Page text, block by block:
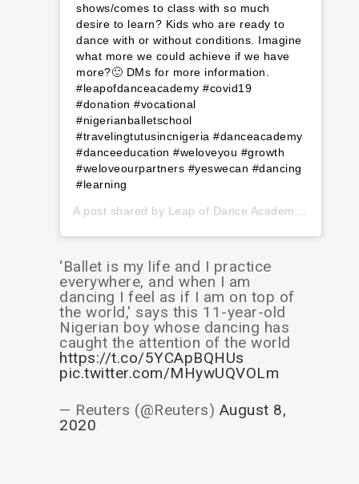
shows/comes to class with so much
desire to learn? Kids who are ready to
dance with or without conditions. Imagine
what more we could achieve if we have
more?🙂 DMs for more information.
#leapofdanceacademy #covid19
#donation #vocational
#nigerianballetschool
#travelingtutusincnigeria #danceacademy
#danceeducation #weloveyou #growth
#weloveourpartners #yeswecan #dancing
#learning
A post shared by Leap of Dance Academy
‘Ballet is my life and I practice
everywhere, and when I am
dancing I feel as if I am on top of
the world,' says this 11-year-old
Nigerian boy whose dancing has
caught the attention of the world
https://t.co/5YCApBQHUs
pic.twitter.com/MHywUQVOLm
— Reuters (@Reuters) August 8,
2020